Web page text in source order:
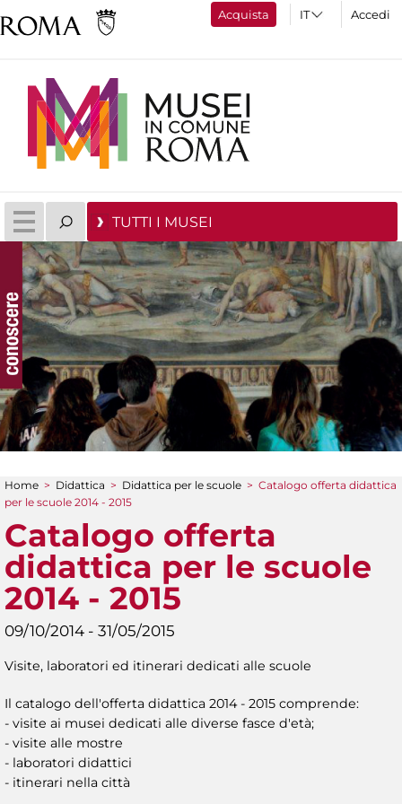
Acquista Accedi
TUTTI I MUSEI
Tu sei qui
Home > Didattica > Didattica per le scuole > Catalogo offerta didattica
per le scuole 2014 - 2015
Catalogo offerta
didattica per le scuole
2014 - 2015
09/10/2014 - 31/05/2015
Visite, laboratori ed itinerari dedicati alle scuole
Il catalogo dell'offerta didattica 2014 - 2015 comprende:
- visite ai musei dedicati alle diverse fasce d'età;
- visite alle mostre
- laboratori didattici
- itinerari nella città